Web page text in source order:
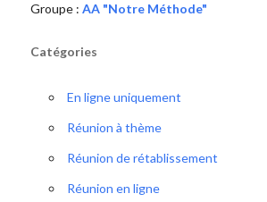
Groupe : AA "Notre Méthode"
Catégories
En ligne uniquement
Réunion à thème
Réunion de rétablissement
Réunion en ligne